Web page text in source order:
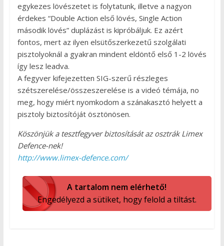
egykezes lövészetet is folytatunk, illetve a nagyon
érdekes “Double Action első lövés, Single Action
második lövés” duplázást is kipróbáljuk. Ez azért
fontos, mert az ilyen elsütőszerkezetű szolgálati
pisztolyoknál a gyakran mindent eldöntő első 1-2 lövés
így lesz leadva.
A fegyver kifejezetten SIG-szerű részleges
szétszerelése/összeszerelése is a videó témája, no
meg, hogy miért nyomkodom a szánakasztó helyett a
pisztoly biztosítóját ösztönösen.
Köszönjük a tesztfegyver biztosítását az osztrák Limex
Defence-nek!
http://www.limex-defence.com/
A tartalom nem elérhető!
Engedélyezd a sütiket, hogy felold a tiltást.